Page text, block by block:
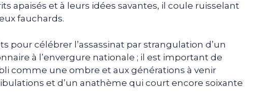
apaisés et à leurs idées savantes, il coule ruisselant
fauchards.
pour célébrer l’assassinat par strangulation d’un
à l’envergure nationale ; il est important de
comme une ombre et aux générations à venir
et d’un anathème qui court encore soixante